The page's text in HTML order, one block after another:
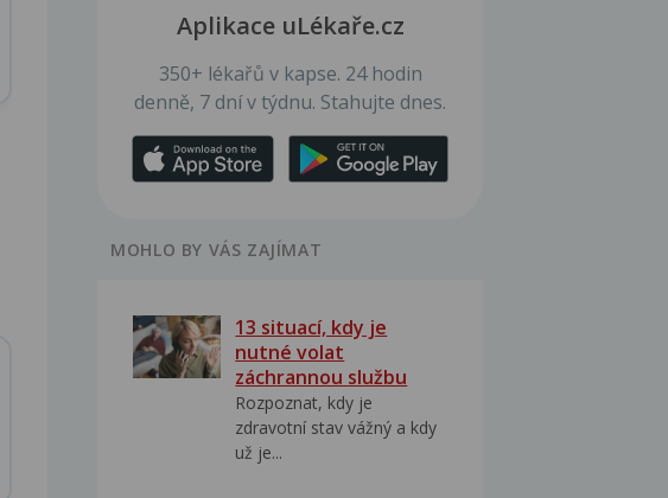
Aplikace uLékaře.cz
350+ lékařů v kapse. 24 hodin
denně, 7 dní v týdnu. Stahujte dnes.
MOHLO BY VÁS ZAJÍMAT
13 situací, kdy je
nutné volat
záchrannou službu
Rozpoznat, kdy je
zdravotní stav vážný a kdy
už je...